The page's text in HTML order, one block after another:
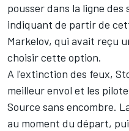
pousser dans la ligne
indiquant de partir de
Markelov, qui avait reçu
choisir cette option.
A l'extinction des feux,
meilleur envol et les
Source sans encombre.
au moment du départ,